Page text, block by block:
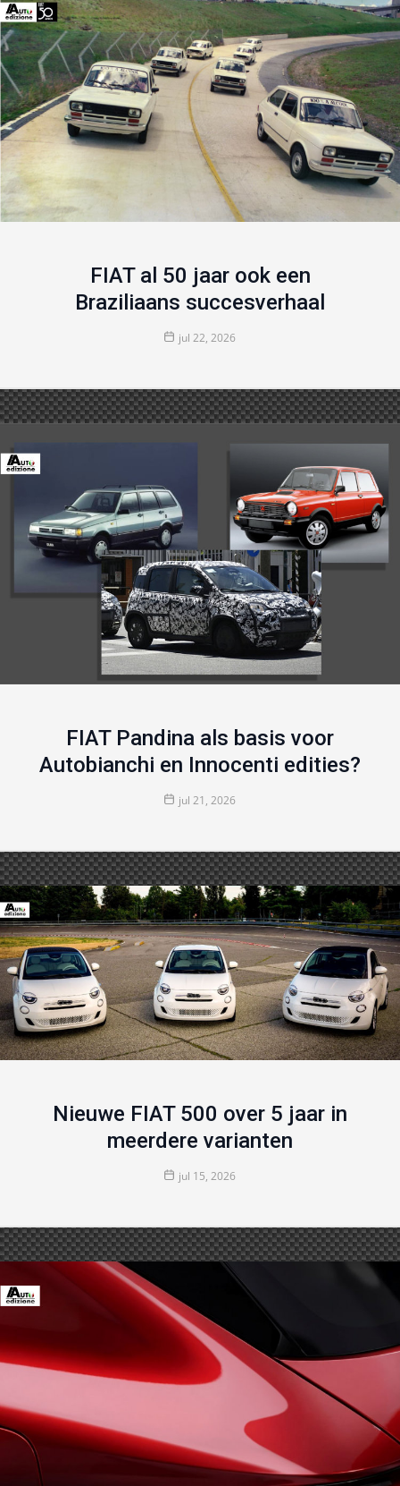
FIAT al 50 jaar ook een
Braziliaans succesverhaal
jul 22, 2026
FIAT Pandina als basis voor
Autobianchi en Innocenti edities?
jul 21, 2026
Nieuwe FIAT 500 over 5 jaar in
meerdere varianten
jul 15, 2026